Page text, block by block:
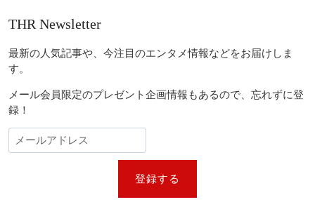
THR Newsletter
最新の人気記事や、今注目のエンタメ情報などをお届けしま
す。
メール会員限定のプレゼント企画情報もあるので、忘れずに登
録！
登録する